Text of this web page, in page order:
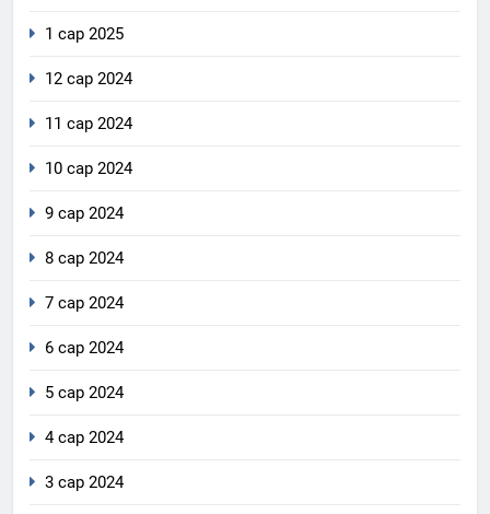
1 сар 2025
12 сар 2024
11 сар 2024
10 сар 2024
9 сар 2024
8 сар 2024
7 сар 2024
6 сар 2024
5 сар 2024
4 сар 2024
3 сар 2024